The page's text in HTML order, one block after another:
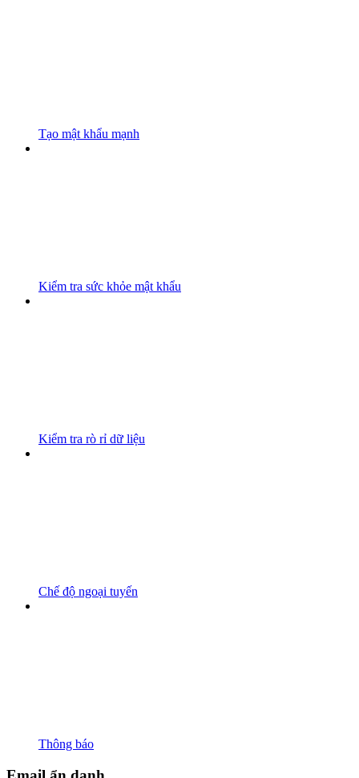
Tạo mật khẩu mạnh
Kiểm tra sức khỏe mật khẩu
Kiểm tra rò rỉ dữ liệu
Chế độ ngoại tuyến
Thông báo